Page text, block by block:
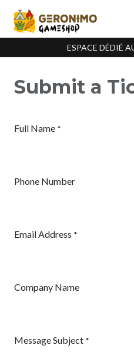
ESPACE DÉDIÉ
Submit a
Full Name *
Phone Number
Email Address *
Company Name
Message Subject *